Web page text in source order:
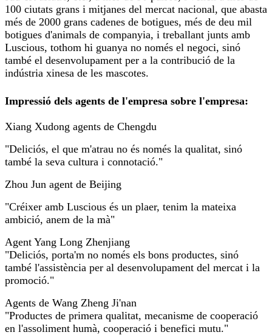
100 ciutats grans i mitjanes del mercat nacional, que abasta
més de 2000 grans cadenes de botigues, més de deu mil
botigues d'animals de companyia, i treballant junts amb
Luscious, tothom hi guanya no només el negoci, sinó
també el desenvolupament per a la contribució de la
indústria xinesa de les mascotes.
Impressió dels agents de l'empresa sobre l'empresa:
Xiang Xudong agents de Chengdu
"Deliciós, el que m'atrau no és només la qualitat, sinó
també la seva cultura i connotació."
Zhou Jun agent de Beijing
"Créixer amb Luscious és un plaer, tenim la mateixa
ambició, anem de la mà"
Agent Yang Long Zhenjiang
"Deliciós, porta'm no només els bons productes, sinó
també l'assistència per al desenvolupament del mercat i la
promoció."
Agents de Wang Zheng Ji'nan
"Productes de primera qualitat, mecanisme de cooperació
en l'assoliment humà, cooperació i benefici mutu."